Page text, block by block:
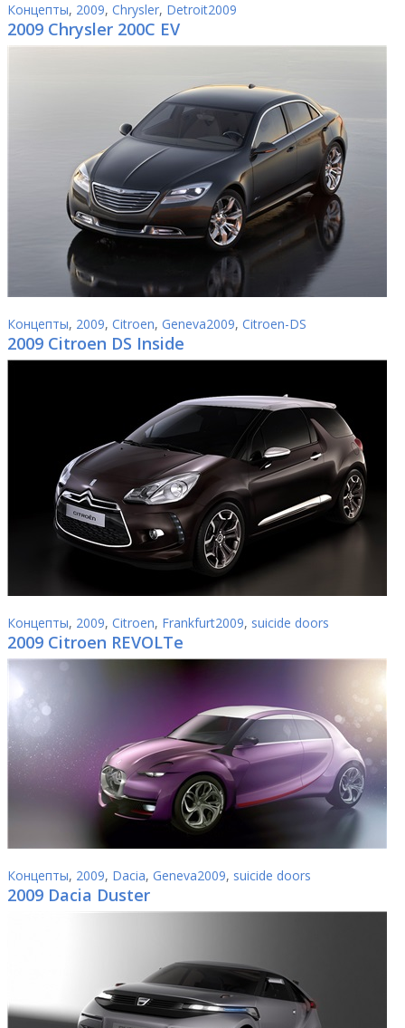
Концепты, 2009, Chrysler, Detroit2009
2009 Chrysler 200C EV
Концепты, 2009, Citroen, Geneva2009, Citroen-DS
2009 Citroen DS Inside
Концепты, 2009, Citroen, Frankfurt2009, suicide doors
2009 Citroen REVOLTe
Концепты, 2009, Dacia, Geneva2009, suicide doors
2009 Dacia Duster